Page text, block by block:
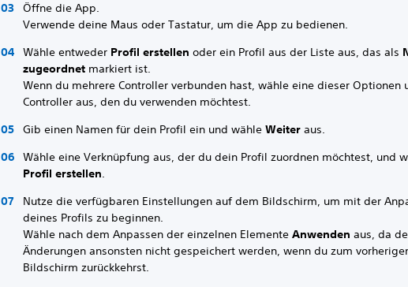
Öffne die App.
Verwende deine Maus oder Tastatur, um die App zu bedienen.
Wähle entweder Profil erstellen oder ein Profil aus der Liste aus, das als
zugeordnet markiert ist.
Wenn du mehrere Controller verbunden hast, wähle eine dieser Optionen
Controller aus, den du verwenden möchtest.
Gib einen Namen für dein Profil ein und wähleWeiter aus.
Wähle eine Verknüpfung aus, der du dein Profil zuordnen möchtest, und
Profil erstellen.
Nutze die verfügbaren Einstellungen auf dem Bildschirm, um mit der
deines Profils zu beginnen.
Wähle nach dem Anpassen der einzelnen ElementeAnwenden aus, da
Änderungen ansonsten nicht gespeichert werden, wenn du zum
Bildschirm zurückkehrst.